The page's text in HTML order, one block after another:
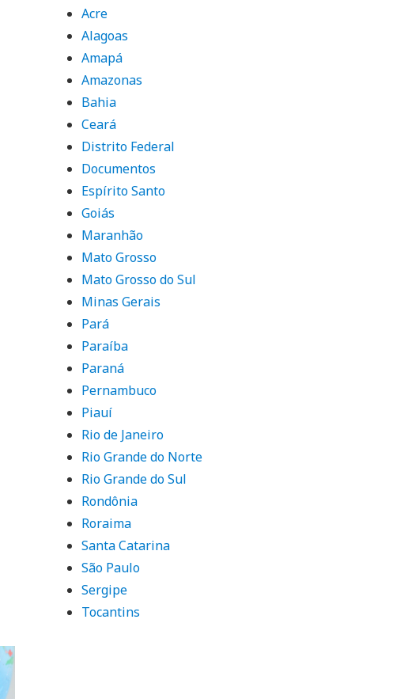
Acre
Alagoas
Amapá
Amazonas
Bahia
Ceará
Distrito Federal
Documentos
Espírito Santo
Goiás
Maranhão
Mato Grosso
Mato Grosso do Sul
Minas Gerais
Pará
Paraíba
Paraná
Pernambuco
Piauí
Rio de Janeiro
Rio Grande do Norte
Rio Grande do Sul
Rondônia
Roraima
Santa Catarina
São Paulo
Sergipe
Tocantins